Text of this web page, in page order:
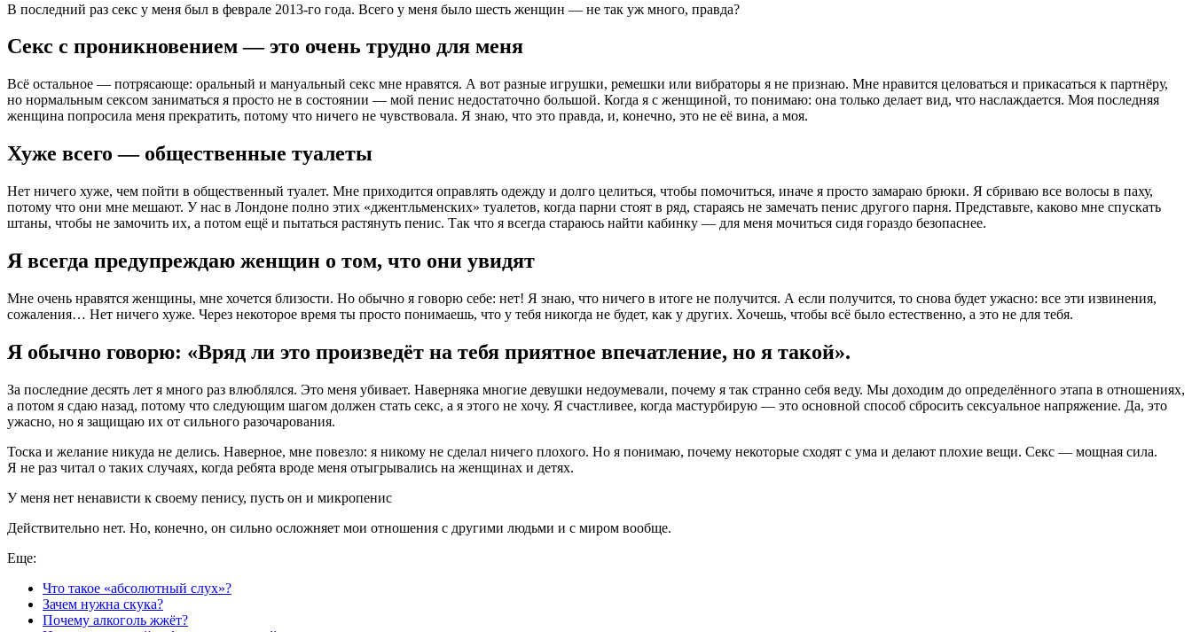
В последний раз секс у меня был в феврале 2013-го года. Всего у меня было шесть женщин — не так уж много, правда?
Секс с проникновением — это очень трудно для меня
Всё остальное — потрясающе: оральный и мануальный секс мне нравятся. А вот разные игрушки, ремешки или вибраторы я не признаю. Мне нравится целоваться и прикасаться к партнёру,
но нормальным сексом заниматься я просто не в состоянии — мой пенис недостаточно большой. Когда я с женщиной, то понимаю: она только делает вид, что наслаждается. Моя последняя
женщина попросила меня прекратить, потому что ничего не чувствовала. Я знаю, что это правда, и, конечно, это не её вина, а моя.
Хуже всего — общественные туалеты
Нет ничего хуже, чем пойти в общественный туалет. Мне приходится оправлять одежду и долго целиться, чтобы помочиться, иначе я просто замараю брюки. Я сбриваю все волосы в паху,
потому что они мне мешают. У нас в Лондоне полно этих «джентльменских» туалетов, когда парни стоят в ряд, стараясь не замечать пенис другого парня. Представьте, каково мне спускать
штаны, чтобы не замочить их, а потом ещё и пытаться растянуть пенис. Так что я всегда стараюсь найти кабинку — для меня мочиться сидя гораздо безопаснее.
Я всегда предупреждаю женщин о том, что они увидят
Мне очень нравятся женщины, мне хочется близости. Но обычно я говорю себе: нет! Я знаю, что ничего в итоге не получится. А если получится, то снова будет ужасно: все эти извинения,
сожаления… Нет ничего хуже. Через некоторое время ты просто понимаешь, что у тебя никогда не будет, как у других. Хочешь, чтобы всё было естественно, а это не для тебя.
Я обычно говорю: «Вряд ли это произведёт на тебя приятное впечатление, но я такой».
За последние десять лет я много раз влюблялся. Это меня убивает. Наверняка многие девушки недоумевали, почему я так странно себя веду. Мы доходим до определённого этапа в отношениях,
а потом я сдаю назад, потому что следующим шагом должен стать секс, а я этого не хочу. Я счастливее, когда мастурбирую — это основной способ сбросить сексуальное напряжение. Да, это
ужасно, но я защищаю их от сильного разочарования.
Тоска и желание никуда не делись. Наверное, мне повезло: я никому не сделал ничего плохого. Но я понимаю, почему некоторые сходят с ума и делают плохие вещи. Секс — мощная сила.
Я не раз читал о таких случаях, когда ребята вроде меня отыгрывались на женщинах и детях.
У меня нет ненависти к своему пенису, пусть он и микропенис
Действительно нет. Но, конечно, он сильно осложняет мои отношения с другими людьми и с миром вообще.
Еще:
Что такое «абсолютный слух»?
Зачем нужна скука?
Почему алкоголь жжёт?